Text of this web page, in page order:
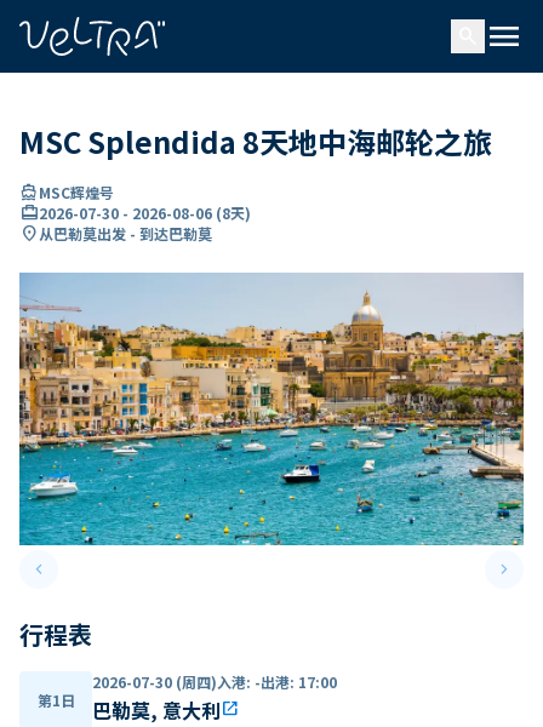
menu
MSC Splendida 8天地中海邮轮之旅
directions_boatMSC辉煌号
card_travel2026-07-30 - 2026-08-06 (8天)
location_on从巴勒莫出发 - 到达巴勒莫
keyboard_arrow_leftPrevious slide keyboard_arrow_right
行程表
第1日
2026-07-30 (周四)入港: -出港: 17:00
巴勒莫, 意大利open_in_new